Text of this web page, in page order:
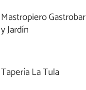
Mastropiero Gastrobar
y Jardín
Tapería La Tula